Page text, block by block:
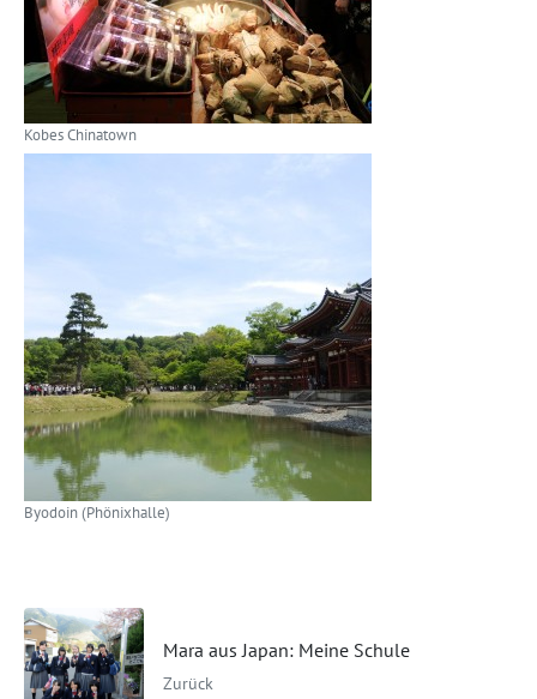
Kobes Chinatown
Byodoin (Phönixhalle)
Mara aus Japan: Meine Schule
Zurück